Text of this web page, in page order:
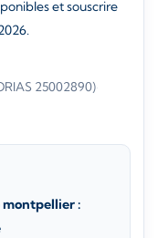
et souscrire
25002890)·
montpellier :